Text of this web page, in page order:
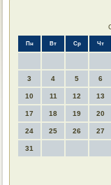
Пн Вт Ср Чт
3 4 5 6
10 11 12 13
17 18 19 20
24 25 26 27
31